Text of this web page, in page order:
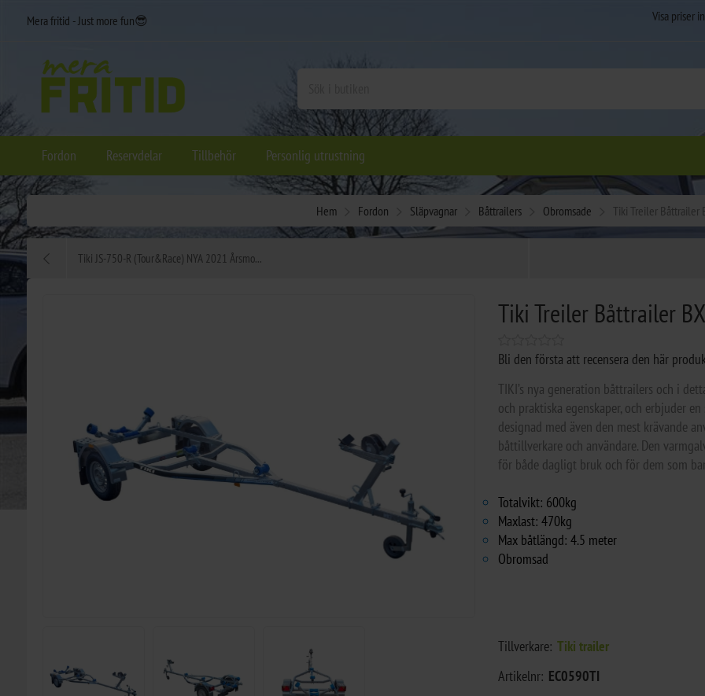
Mera fritid - Just more fun😎
Fordon Reservdelar Tillbehör Personlig utrustning
Hem Fordon Släpvagnar Båttrailers Obromsade Tiki Treiler Båttrailer
Tiki JS-750-R (Tour&Race) NYA 2021 Årsmo...
Tiki Treiler Båttrailer
Bli den första att recensera den här
TIKI’s nya generation båttrailers och i
och praktiska egenskaper, och erbjuder
designad med även den mest krävande
båttillverkare och användare. Den
för både dagligt bruk och för dem som
Totalvikt: 600kg
Maxlast: 470kg
Маx båtlängd: 4.5 meter
Obromsad
Tillverkare: Tiki trailer
Artikelnr: EC0590TI